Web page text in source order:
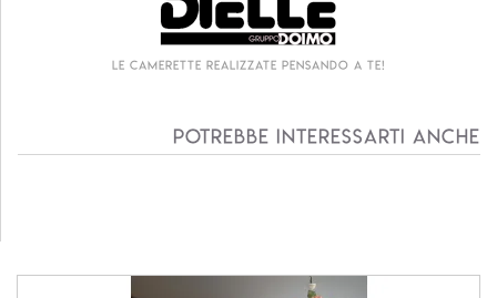
Le camerette realizzate pensando a te!
Potrebbe interessarti anche